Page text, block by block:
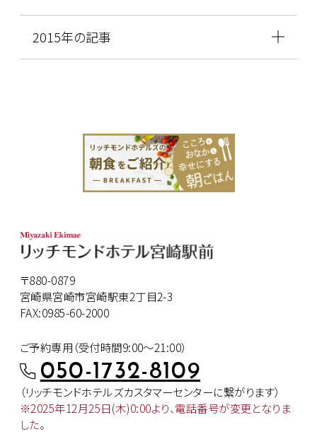
2015年の記事
〒880-0879
宮崎県宮崎市宮崎駅東2丁目2-3
FAX:0985-60-2000
ご予約専用（受付時間9:00～21:00）
050-1732-8109
（リッチモンドホテルズカスタマーセンターに繋がります）
※2025年12月25日(木)0:00より、電話番号が変更となりま
した。